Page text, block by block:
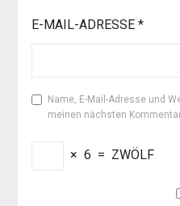
E-MAIL-ADRESSE *
Name, E-Mail-Adresse und
meinen nächsten
× 6 = ZWÖLF